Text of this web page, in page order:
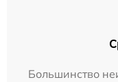
Большинство